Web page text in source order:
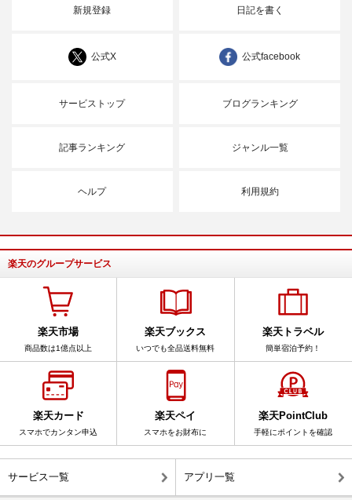
新規登録 日記を書く
公式X 公式facebook
サービストップ ブログランキング
記事ランキング ジャンル一覧
ヘルプ 利用規約
楽天のグループサービス
楽天市場
商品数は1億点以上
楽天ブックス
いつでも全品送料無料
楽天トラベル
簡単宿泊予約！
楽天カード
スマホでカンタン申込
楽天ペイ
スマホをお財布に
楽天PointClub
手軽にポイントを確認
サービス一覧 アプリ一覧